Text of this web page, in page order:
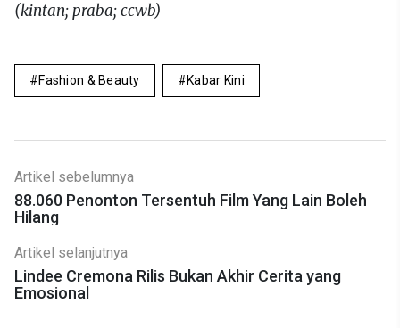
(kintan; praba; ccwb)
Fashion & Beauty Kabar Kini
Artikel sebelumnya
88.060 Penonton Tersentuh Film Yang Lain Boleh
Hilang
Artikel selanjutnya
Lindee Cremona Rilis Bukan Akhir Cerita yang
Emosional